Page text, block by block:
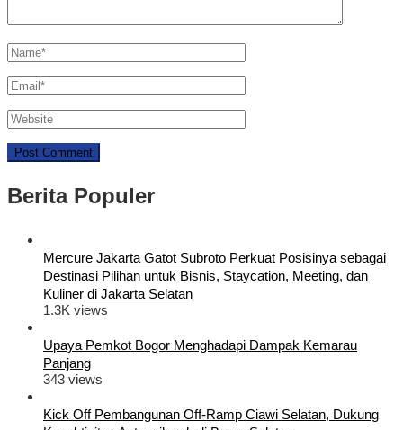
Berita Populer
Mercure Jakarta Gatot Subroto Perkuat Posisinya sebagai
Destinasi Pilihan untuk Bisnis, Staycation, Meeting, dan
Kuliner di Jakarta Selatan
1.3K views
Upaya Pemkot Bogor Menghadapi Dampak Kemarau
Panjang
343 views
Kick Off Pembangunan Off-Ramp Ciawi Selatan, Dukung